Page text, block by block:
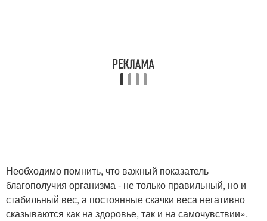
Необходимо помнить, что важный показатель
благополучия организма - не только правильный, но и
стабильный вес, а постоянные скачки веса негативно
сказываются как на здоровье, так и на самочувствии».